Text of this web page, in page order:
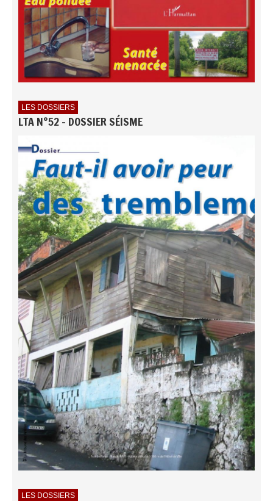
LES DOSSIERS
LTA N°52 - DOSSIER SÉISME
LES DOSSIERS